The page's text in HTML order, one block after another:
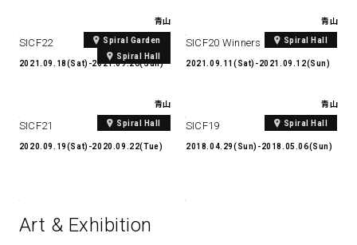
青山
Spiral Garden
Spiral Hall
SICF22
2021.09.18(Sat)-2021.09.26(Sun)
青山
Spiral Hall
SICF20 Winners Performance
2021.09.11(Sat)-2021.09.12(Sun)
青山
Spiral Hall
SICF21
2020.09.19(Sat)-2020.09.22(Tue)
青山
Spiral Hall
SICF19
2018.04.29(Sun)-2018.05.06(Sun)
Art & Exhibition